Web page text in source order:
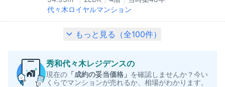
代々木ロイヤルマンション
もっと見る（全100件）
秀和代々木レジデンスの
現在の 「成約の妥当価格」 を確認しませんか？今い
くらでマンションが売れるか、相場がわかります。